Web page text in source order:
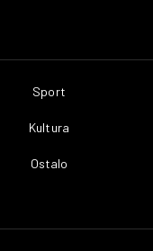
Sport
Kultura
Ostalo